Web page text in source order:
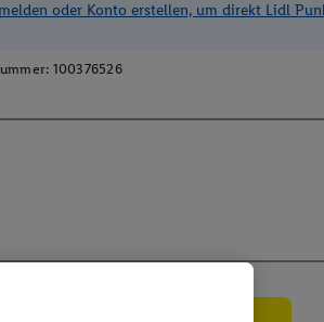
oder Konto erstellen, um direkt Lidl
100376526